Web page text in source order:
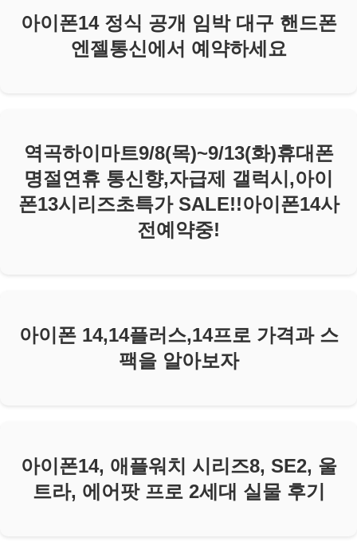
아이폰14 정식 공개 임박 대구 핸드폰
엔젤통신에서 예약하세요
역곡하이마트9/8(목)~9/13(화)휴대폰
명절연휴 통신향,자급제 갤럭시,아이
폰13시리즈초특가 SALE!!아이폰14사
전예약중!
아이폰 14,14플러스,14프로 가격과 스
팩을 알아보자
아이폰14, 애플워치 시리즈8, SE2, 울
트라, 에어팟 프로 2세대 실물 후기